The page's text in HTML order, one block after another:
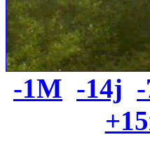
-1M -14j